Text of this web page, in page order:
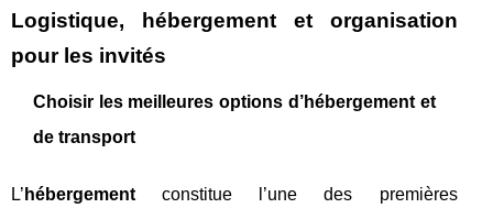
Logistique, hébergement et organisation
pour les invités
Choisir les meilleures options d’hébergement et
de transport
L’ hébergement constitue l’une des premières